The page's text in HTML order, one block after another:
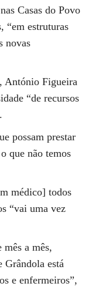
Casas do Povo
“em estruturas
novas
António Figueira
“de recursos
possam prestar
que não temos
médico] todos
“vai uma vez
a mês,
Grândola está
e enfermeiros”,